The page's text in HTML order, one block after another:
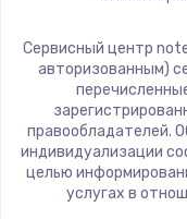
Сервисный центр
авторизованным)
правообладателей.
индивидуализации
целью
услугах в